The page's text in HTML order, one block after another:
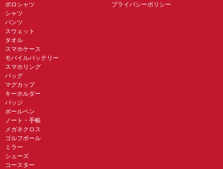
ポロシャツ
シャツ
パンツ
スウェット
タオル
スマホケース
モバイルバッテリー
スマホリング
バッグ
マグカップ
キーホルダー
バッジ
ボールペン
ノート・手帳
メガネクロス
ゴルフボール
ミラー
シューズ
コースター
プライバシーポリシー